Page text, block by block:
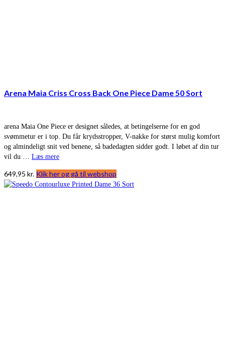
Arena Maia Criss Cross Back One Piece Dame 50 Sort
arena Maia One Piece er designet således, at betingelserne for en god
svømmetur er i top. Du får krydsstropper, V-nakke for størst mulig komfort
og almindeligt snit ved benene, så badedagten sidder godt. I løbet af din tur
vil du … Læs mere
649,95 kr. Klik her og gå til webshop